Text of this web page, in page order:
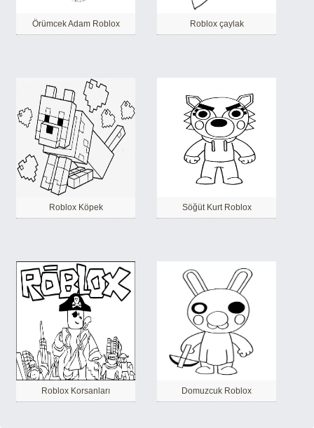
Örümcek Adam Roblox Roblox çaylak
Roblox Köpek Söğüt Kurt Roblox
Roblox Korsanları Domuzcuk Roblox